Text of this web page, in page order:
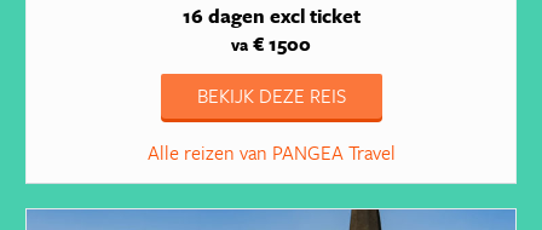
16 dagen excl ticket
va € 1500
BEKIJK DEZE REIS
Alle reizen van PANGEA Travel